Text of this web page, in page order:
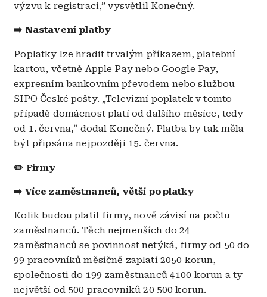
výzvu k registraci,” vysvětlil Konečný.
➡️ Nastavení platby
Poplatky lze hradit trvalým příkazem, platební
kartou, včetně Apple Pay nebo Google Pay,
expresním bankovním převodem nebo službou
SIPO České pošty. „Televizní poplatek v tomto
případě domácnost platí od dalšího měsíce, tedy
od 1. června,“ dodal Konečný. Platba by tak měla
být připsána nejpozději 15. června.
✏️ Firmy
➡️ Více zaměstnanců, větší poplatky
Kolik budou platit firmy, nově závisí na počtu
zaměstnanců. Těch nejmenších do 24
zaměstnanců se povinnost netýká, firmy od 50 do
99 pracovníků měsíčně zaplatí 2050 korun,
společnosti do 199 zaměstnanců 4100 korun a ty
největší od 500 pracovníků 20 500 korun.